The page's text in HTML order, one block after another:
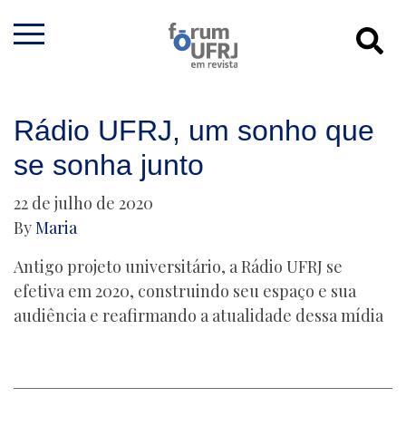
Rádio UFRJ, um sonho que
se sonha junto
22 de julho de 2020
ByMaria
Antigo projeto universitário, a Rádio UFRJ se
efetiva em 2020, construindo seu espaço e sua
audiência e reafirmando a atualidade dessa mídia